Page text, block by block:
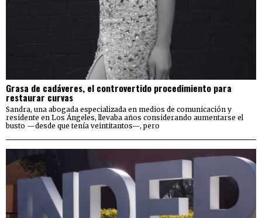
Grasa de cadáveres, el controvertido procedimiento para
restaurar curvas
Sandra, una abogada especializada en medios de comunicación y
residente en Los Ángeles, llevaba años considerando aumentarse el
busto —desde que tenía veintitantos—, pero